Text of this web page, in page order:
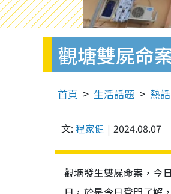
觀塘雙屍命
首頁 生活話題 熱話
文: 程家健 2024.08.07
觀塘發生雙屍命案，今